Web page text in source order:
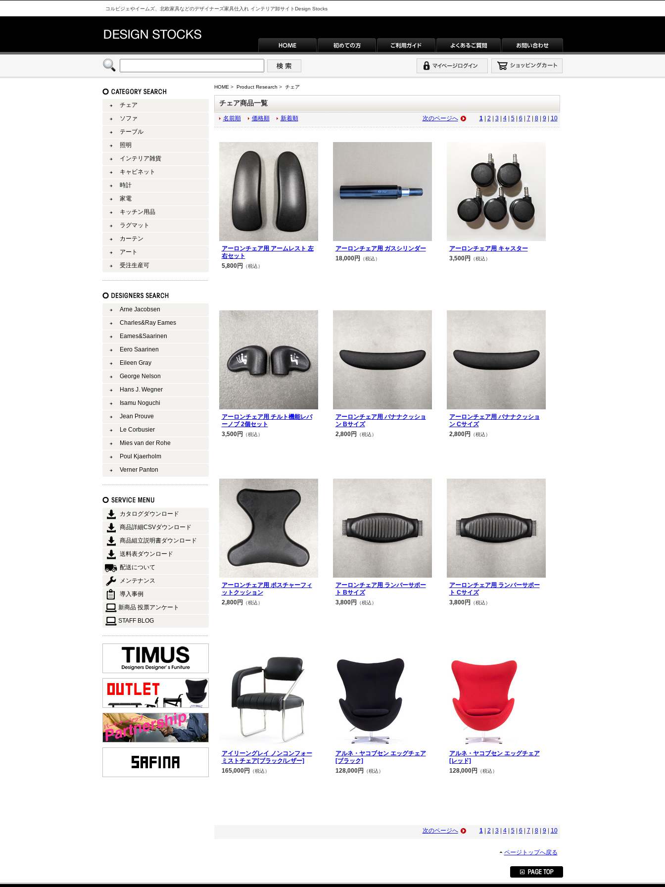
コルビジェやイームズ、北欧家具などのデザイナーズ家具仕入れ インテリア卸サイトDesign Stocks
HOME > Product Research > チェア
チェア商品一覧
名前順 価格順 新着順 次のページへ 1| 2 3 4| 5| 6 7 8| 9 10
アーロンチェア用 アームレスト 左
右セット
5,800円
（税込）
アーロンチェア用 ガスシリンダー
18,000円
（税込）
アーロンチェア用 キャスター
3,500円
（税込）
アーロンチェア用 チルト機能レバ
ーノブ 2個セット
3,500円
（税込）
アーロンチェア用 バナナクッショ
ン Bサイズ
2,800円
（税込）
アーロンチェア用 バナナクッショ
ン Cサイズ
2,800円
（税込）
アーロンチェア用 ポスチャーフィ
ットクッション
2,800円
（税込）
アーロンチェア用 ランバーサポー
ト Bサイズ
3,800円
（税込）
アーロンチェア用 ランバーサポー
ト Cサイズ
3,800円
（税込）
アイリーングレイ ノンコンフォー
ミストチェア[ブラック/レザー]
165,000円
（税込）
アルネ・ヤコブセン エッグチェア
[ブラック]
128,000円
（税込）
アルネ・ヤコブセン エッグチェア
[レッド]
128,000円
（税込）
次のページへ 1| 2 3 4| 5| 6 7 8| 9 10
ページトップへ戻る
チェア
ソファ
テーブル
照明
インテリア雑貨
キャビネット
時計
家電
キッチン用品
ラグマット
カーテン
アート
受注生産可
Arne Jacobsen
Charles&Ray Eames
Eames&Saarinen
Eero Saarinen
Eileen Gray
George Nelson
Hans J. Wegner
Isamu Noguchi
Jean Prouve
Le Corbusier
Mies van der Rohe
Poul Kjaerholm
Verner Panton
カタログダウンロード
商品詳細CSVダウンロード
商品組立説明書ダウンロード
送料表ダウンロード
配送について
メンテナンス
導入事例
新商品 投票アンケート
STAFF BLOG